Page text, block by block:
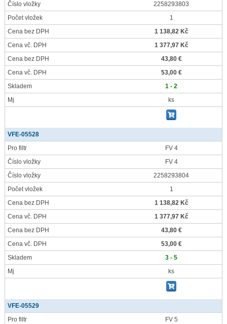
Číslo vložky
2258293803
Počet vložek
1
Cena bez DPH
1 138,82 Kč
Cena vč. DPH
1 377,97 Kč
Cena bez DPH
43,80 €
Cena vč. DPH
53,00 €
Skladem
1 - 2
Mj
ks
VFE-05528
Pro filtr
FV 4
Číslo vložky
FV 4
Číslo vložky
2258293804
Počet vložek
1
Cena bez DPH
1 138,82 Kč
Cena vč. DPH
1 377,97 Kč
Cena bez DPH
43,80 €
Cena vč. DPH
53,00 €
Skladem
3 - 5
Mj
ks
VFE-05529
Pro filtr
FV 5